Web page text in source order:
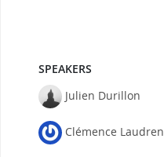
SPEAKERS
Julien Durillon
Clémence Laudren